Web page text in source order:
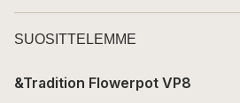
SUOSITTELEMME
&Tradition Flowerpot VP8